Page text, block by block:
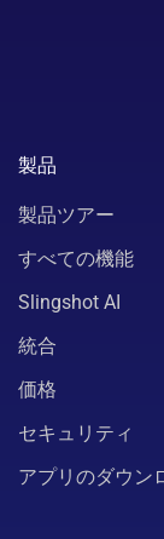
製品
製品ツアー
すべての機能
Slingshot AI
統合
価格
セキュリティ
アプリのダウン